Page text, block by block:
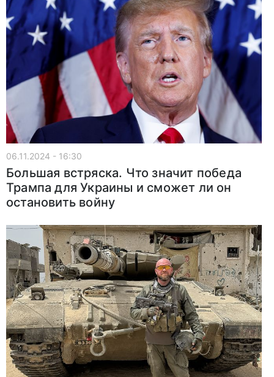
06.11.2024 - 16:30
Большая встряска. Что значит победа
Трампа для Украины и сможет ли он
остановить войну